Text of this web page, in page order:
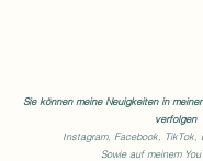
Sie können meine Neuigkeiten in
verfolgen
Instagram, Facebook, TikTok,
Sowie auf meinem